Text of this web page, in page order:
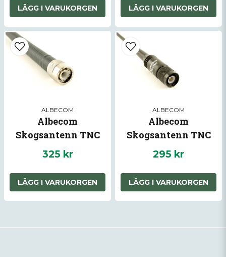
LÄGG I VARUKORGEN LÄGG I VARUKORGEN
ALBECOM
Albecom
Skogsantenn TNC
31Mhz
325 kr
LÄGG I VARUKORGEN
ALBECOM
Albecom
Skogsantenn TNC
155Mhz
295 kr
LÄGG I VARUKORGEN